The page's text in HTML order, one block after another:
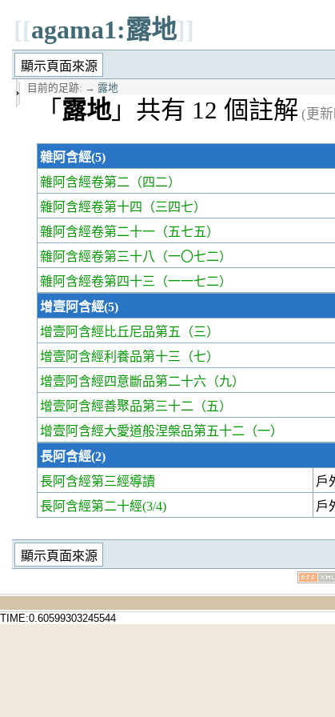
[[agama1:露地]]
目前的足跡: → 露地
「 露地」共有 12 個註解 (更
雜阿含經(5)
雜阿含經卷第二 （四二）
雜阿含經卷第十四 （三四七）
雜阿含經卷第二十一 （五七五）
雜阿含經卷第三十八 （一〇七二）
雜阿含經卷第四十三 （一一七二）
增壹阿含經(5)
增壹阿含經比丘尼品第五
（三）
增壹阿含經利養品第十三 （七）
增壹阿含經四意斷品第二十六 （九）
增壹阿含經善聚品第三十二 （五）
增壹阿含經大愛道般涅槃品第五十二 （一）
長阿含經(2)
長阿含經第三經導讀 戶
長阿含經第二十經(3/4) 戶
TIME:0.60599303245544